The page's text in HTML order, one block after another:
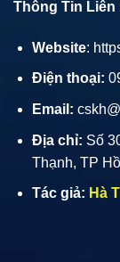
Thông Tin Liên
Website:
Điện thoại:
Email:
Địa chỉ: Số
Thạnh, TP
Tác giả: Hà